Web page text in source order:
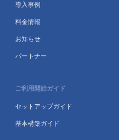
導入事例
料金情報
お知らせ
パートナー
ご利用開始ガイド
セットアップガイド
基本構築ガイド